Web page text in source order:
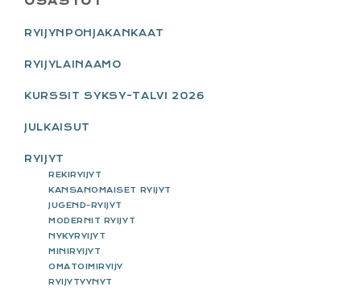
PRIMARY
SIDEBAR
RYIJYNPOHJAKANKAAT
RYIJYLAINAAMO
KURSSIT SYKSY-TALVI 2026
JULKAISUT
RYIJYT
REKIRYIJYT
KANSANOMAISET RYIJYT
JUGEND-RYIJYT
MODERNIT RYIJYT
NYKYRYIJYT
MINIRYIJYT
OMATOIMIRYIJY
RYIJYTYYNYT